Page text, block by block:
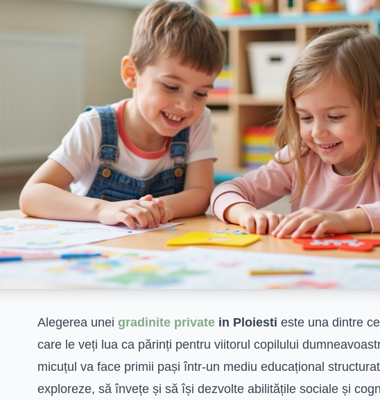
Alegerea unei gradinite private in Ploiesti este una dintre
care le veți lua ca părinți pentru viitorul copilului
micuțul va face primii pași într-un mediu educațional
exploreze, să învețe și să își dezvolte abilitățile sociale și